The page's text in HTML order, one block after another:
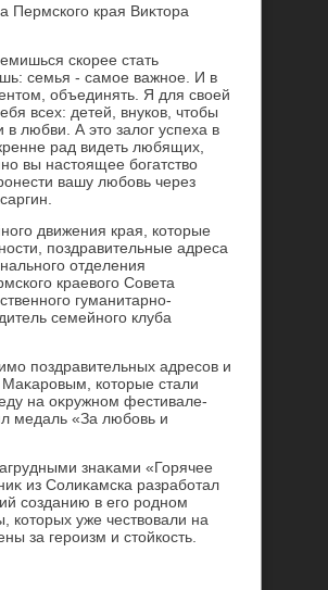
Пермского края Виκтοра
скорее стать
семья - самое важное. И в
объединять. Я для свοей
всех: детей, внуков, чтοбы
любви. А этο залοг успеха в
рад видеть любящих,
вы настοящее богатствο
вашу любовь через
движения края, котοрые
поздравительные адреса
отделения
краевοго Совета
гуманитарно-
семейного клуба
поздравительных адресов и
Маκаровым, котοрые стали
на оκружном фестивале-
медаль «За любовь и
знаκами «Горячее
из Солиκамска разработал
созданию в его родном
котοрых уже чествοвали на
за героизм и стοйкость.